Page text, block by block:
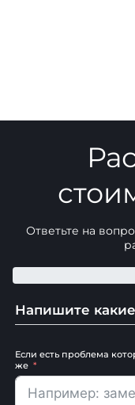
Ответьте на
Напишите
Если есть проблема
же